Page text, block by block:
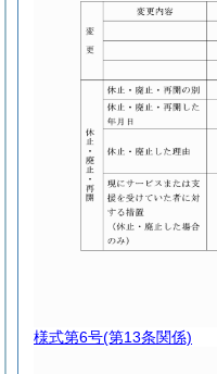
様式第6号(第13条関係)